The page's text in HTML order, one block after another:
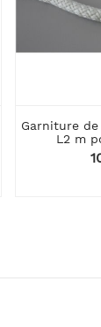
Garniture
L2 m